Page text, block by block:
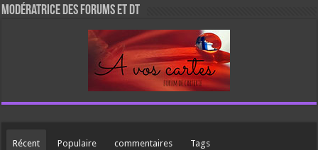
Modératrice des forums et DT
Récent Populaire commentaires Tags